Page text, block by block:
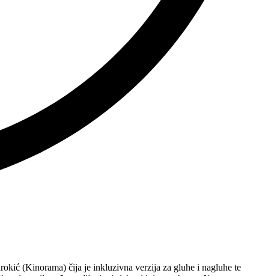
(Kinorama) čija je inkluzivna verzija za gluhe i nagluhe te